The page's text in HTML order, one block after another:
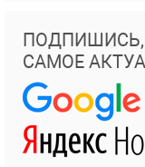
ПОДПИШИСЬ,
САМОЕ